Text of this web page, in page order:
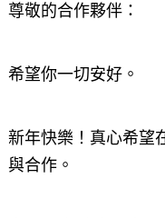
尊敬的合作夥伴：
希望你一切安好。
新年快樂！真心希望
與合作。